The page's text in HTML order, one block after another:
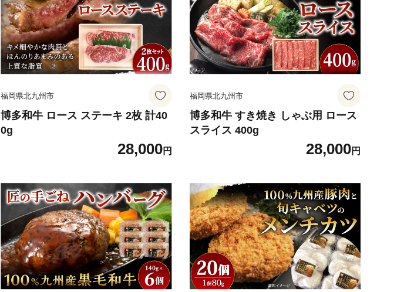
福岡県北九州市
博多和牛 ロース ステーキ 2枚 計40
0g
28,000円
福岡県北九州市
博多和牛 すき焼き しゃぶ用 ロース
スライス 400g
28,000円